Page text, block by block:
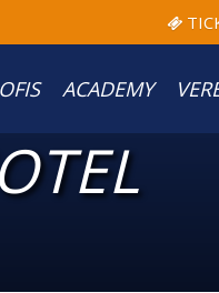
ACADEMY